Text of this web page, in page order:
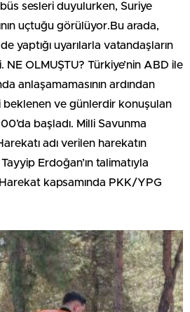
sesleri duyulurken, Suriye
uçtuğu görülüyor.Bu arada,
yaptığı uyarılarla vatandaşların
OLMUŞTU? Türkiye’nin ABD ile
anlaşamamasının ardından
beklenen ve günlerdir konuşulan
başladı. Milli Savunma
adı verilen harekatın
Erdoğan’ın talimatıyla
Harekat kapsamında PKK/YPG